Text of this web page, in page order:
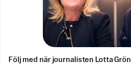
Följ med när journalisten Lotta